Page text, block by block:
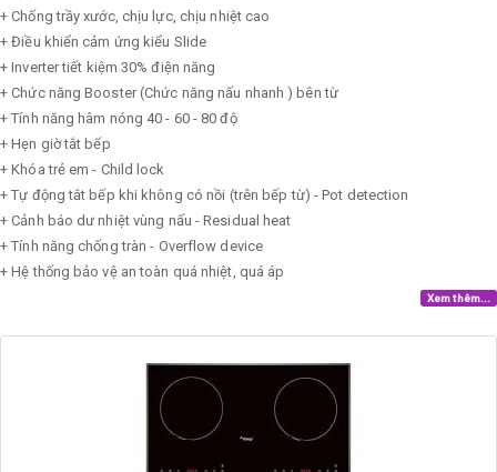
+ Chống trầy xước, chịu lực, chịu nhiệt cao
+ Điều khiển cảm ứng kiểu Slide
+ Inverter tiết kiệm 30% điện năng
+ Chức năng Booster (Chức năng nấu nhanh ) bên từ
+ Tính năng hâm nóng 40 - 60 - 80 độ
+ Hẹn giờ tắt bếp
+ Khóa trẻ em - Child lock
+ Tự động tắt bếp khi không có nồi (trên bếp từ) - Pot detection
+ Cảnh báo dư nhiệt vùng nấu - Residual heat
+ Tính năng chống tràn - Overflow device
+ Hệ thống bảo vệ an toàn quá nhiệt, quá áp
Xem thêm...